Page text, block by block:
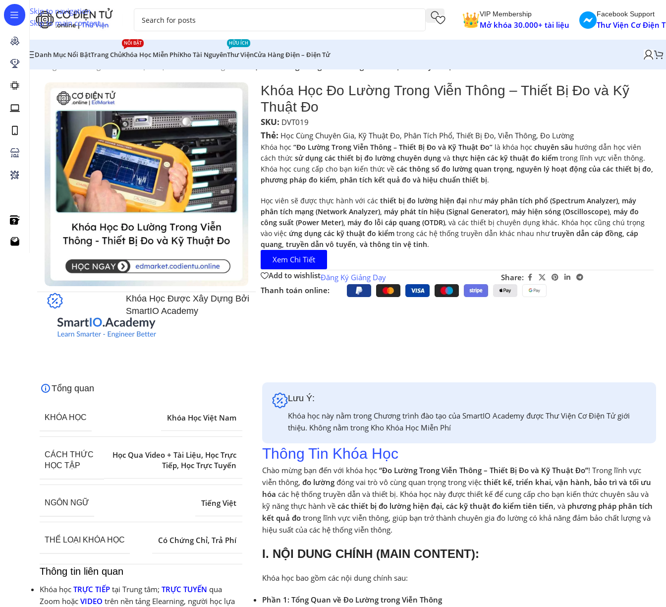
Skip to navigation
Skip to main content
VIP Membership
Mở khóa 30.000+ tài liệu
Facebook Support
Thư Viện Cơ Điện
Danh Mục Nổi BậtTrang ChủKhóa Học Miễn Phí
NỔI BẬT
Kho Tài NguyênThư Viện
HỮU ÍCH
Cửa Hàng Điện – Điện Tử
Khóa Học Được Xây Dựng Bởi
SmartIO Academy​
Khóa Học Đo Lường Trong Viễn Thông – Thiết Bị Đo và Kỹ
Thuật Đo
SKU: DVT019
Thẻ: Học Cùng Chuyên Gia, Kỹ Thuật Đo, Phân Tích Phổ, Thiết Bị Đo, Viễn Thông, Đo Lường
Khóa học“Đo Lường Trong Viễn Thông – Thiết Bị Đo và Kỹ Thuật Đo” là khóa họcchuyên sâu hướng dẫn học viên
cách thứcsử dụng các thiết bị đo lường chuyên dụng vàthực hiện các kỹ thuật đo kiểm trong lĩnh vực viễn thông.
Khóa học cung cấp cho bạn kiến thức vềcác thông số đo lường quan trọng, nguyên lý hoạt động của các thiết bị đo,
phương pháp đo kiểm, phân tích kết quả đo và hiệu chuẩn thiết bị.
Học viên sẽ được thực hành với cácthiết bị đo lường hiện đại như máy phân tích phổ (Spectrum Analyzer), máy
phân tích mạng (Network Analyzer), máy phát tín hiệu (Signal Generator), máy hiện sóng (Oscilloscope), máy đo
công suất (Power Meter), máy đo lỗi cáp quang (OTDR), và các thiết bị chuyên dụng khác. Khóa học cũng chú trọng
vào việc ứng dụng các kỹ thuật đo kiểm trong các hệ thống truyền dẫn khác nhau nhưtruyền dẫn cáp đồng, cáp
quang, truyền dẫn vô tuyến, và thông tin vệ tinh.
Xem Chi Tiết
Add to wishlistĐăng Ký Giảng Dạy
Share:
Thanh toán online:
Tổng quan
KHÓA HỌC Khóa Học Việt Nam
CÁCH THỨC
HỌC TẬP
Học Qua Video + Tài Liệu, Học Trực
Tiếp, Học Trực Tuyến
NGÔN NGỮ Tiếng Việt
THỂ LOẠI KHÓA HỌC Có Chứng Chỉ, Trả Phí
Thông tin liên quan
Khóa học TRỰC TIẾP tại Trung tâm; TRỰC TUYẾN qua
Zoom hoặc VIDEO trên nền tảng Elearning, người học lựa
Lưu Ý:
Khóa học này nằm trong Chương trình đào tạo của SmartIO Academy được Thư Viện Cơ Điện Tử giới
thiệu. Không nằm trong Kho Khóa Học Miễn Phí
Thông Tin Khóa Học
Chào mừng bạn đến với khóa học“Đo Lường Trong Viễn Thông – Thiết Bị Đo và Kỹ Thuật Đo”! Trong lĩnh vực
viễn thông,đo lường đóng vai trò vô cùng quan trọng trong việcthiết kế, triển khai, vận hành, bảo trì và tối ưu
hóa các hệ thống truyền dẫn và thiết bị. Khóa học này được thiết kế để cung cấp cho bạn kiến thức chuyên sâu và
kỹ năng thực hành vềcác thiết bị đo lường hiện đại, các kỹ thuật đo kiểm tiên tiến, và phương pháp phân tích
kết quả đo trong lĩnh vực viễn thông, giúp bạn trở thành chuyên gia đo lường có khả năng đảm bảo chất lượng và
hiệu suất của các hệ thống viễn thông.
I. NỘI DUNG CHÍNH (MAIN CONTENT):
Khóa học bao gồm các nội dung chính sau:
Phần 1: Tổng Quan về Đo Lường trong Viễn Thông